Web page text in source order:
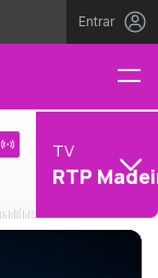
Entrar
TV
RTP